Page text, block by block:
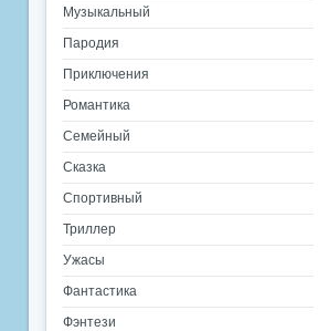
Музыкальный
Пародия
Приключения
Романтика
Семейный
Сказка
Спортивный
Триллер
Ужасы
Фантастика
Фэнтези